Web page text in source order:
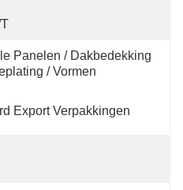
Panelen / Dakbedekking
/ Vormen
Export Verpakkingen